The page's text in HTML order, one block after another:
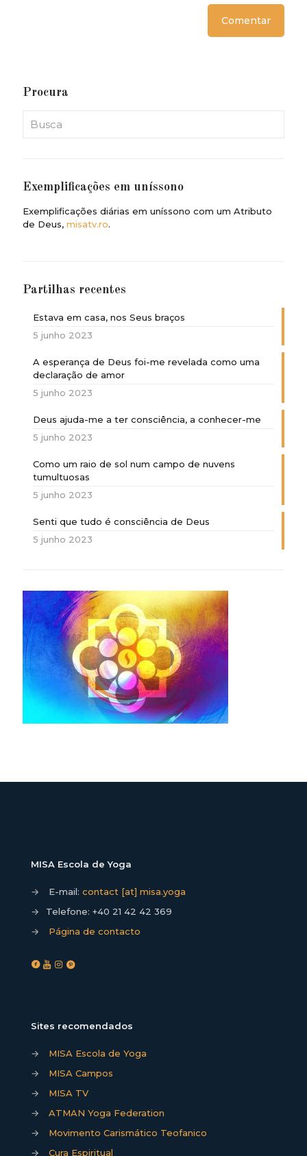
Procura
Exemplificações em uníssono
Exemplificações diárias em uníssono com um Atributo
de Deus, misatv.ro.
Partilhas recentes
Estava em casa, nos Seus braços
5 junho 2023
A esperança de Deus foi-me revelada como uma
declaração de amor
5 junho 2023
Deus ajuda-me a ter consciência, a conhecer-me
5 junho 2023
Como um raio de sol num campo de nuvens
tumultuosas
5 junho 2023
Senti que tudo é consciência de Deus
5 junho 2023
MISA Escola de Yoga
→ E-mail: contact [at] misa.yoga
→
Telefone: +40 21 42 42 369
→
Página de contacto
Sites recomendados
→
MISA Escola de Yoga
→
MISA Campos
→
MISA TV
→
ATMAN Yoga Federation
→
Movimento Carismático Teofanico
→
Cura Espiritual